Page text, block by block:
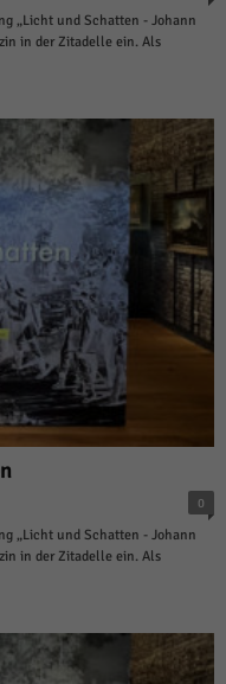
„Licht und Schatten - Johann
in der Zitadelle ein. Als
0
„Licht und Schatten - Johann
in der Zitadelle ein. Als